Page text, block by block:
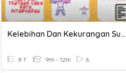
Kelebihan Dan Kekurangan Sukatan Serakan
8 T 9th - 12th 6